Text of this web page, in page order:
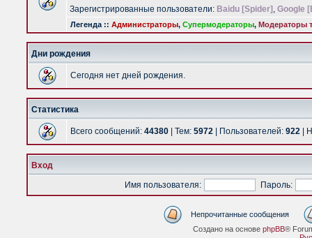
Зарегистрированные пользователи: Baidu [Spider] , Google
Легенда :: Администраторы, Супермодераторы, Модераторы
Дни рождения
Сегодня нет дней рождения.
Статистика
Всего сообщений: 44380 | Тем: 5972 | Пользователей: 922 |
Вход
Имя пользователя:
Пароль:
Непрочитанные сообщения
Создано на основе phpBB®